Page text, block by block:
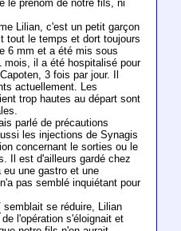
le prénom de notre fils, ni
Lilian, c'est un petit garçon
tout le temps et dort toujours
6 mm et a été mis sous
il a été hospitalisé pour
3 fois par jour. Il
actuellement. Les
trop hautes au départ sont
parlé de précautions
les injections de Synagis
concernant le sorties ou le
Il est d'ailleurs gardé chez
une gastro et une
pas semblé inquiétant pour
semblait se réduire, Lilian
l'opération s'éloignait et